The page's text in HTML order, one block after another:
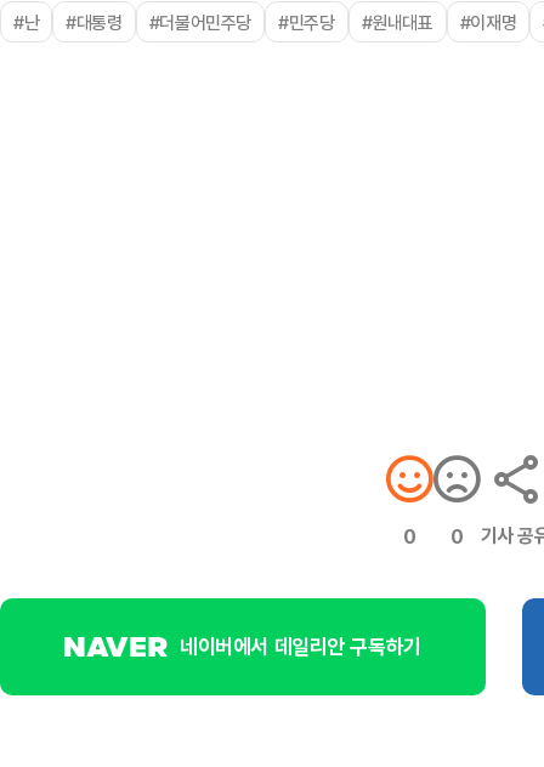
#난 #대통령 #더불어민주당 #민주당 #원내대표 #이재명
0 0 기사 공
네이버에서 데일리안 구독하기